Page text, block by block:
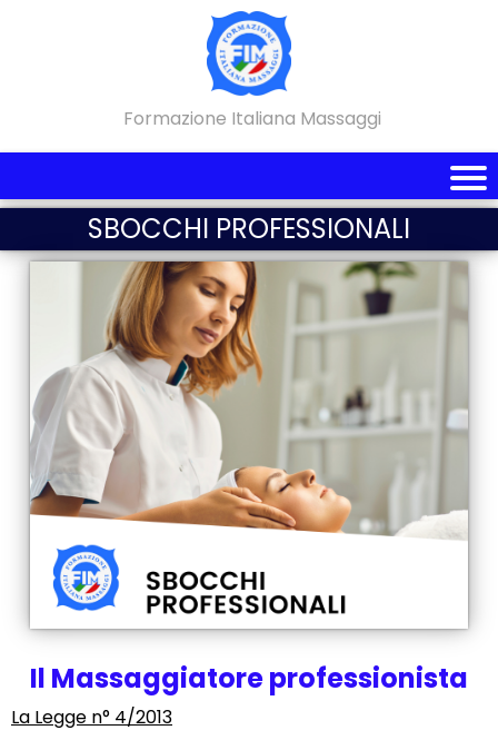
Formazione Italiana Massaggi
SBOCCHI PROFESSIONALI
Il Massaggiatore professionista
La Legge n° 4/2013